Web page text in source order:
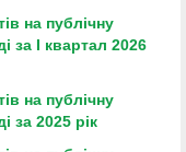
на публічну
за І квартал 2026
на публічну
за 2025 рік